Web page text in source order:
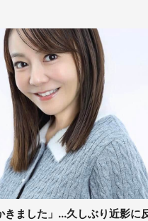
きました」...久しぶり近影に